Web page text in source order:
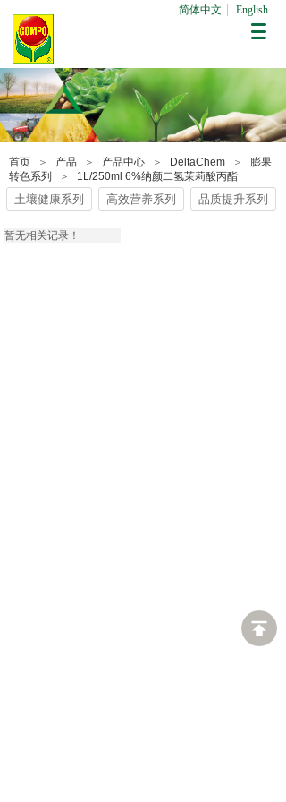
首页 ＞ 产品 ＞ 产品中心 ＞ DeltaChem ＞
膨果
转色系列
＞ 1L/250ml 6%纳颜二氢茉莉酸丙酯
土壤健康系列 高效营养系列 品质提升系列
暂无相关记录！
简体中文 English